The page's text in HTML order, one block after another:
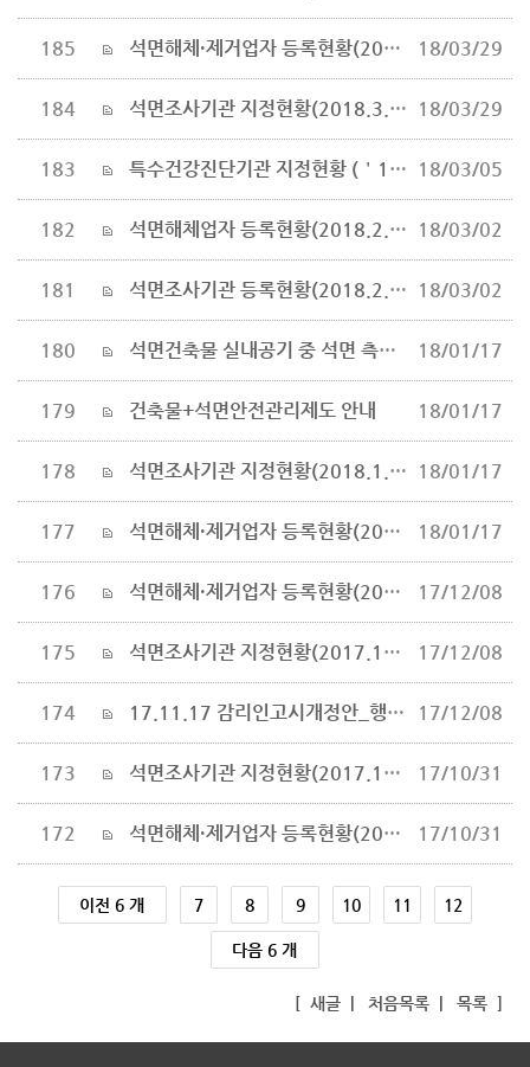
185 석면해체·제거업자 등록현황(2018.3.26. 기준) 18/03/29
184 석면조사기관 지정현황(2018.3.26.기준) 18/03/29
183 특수건강진단기관 지정현황 (＇18.2.13. 현재) 18/03/05
182 석면해체업자 등록현황(2018.2.26 기준) 18/03/02
181 석면조사기관 등록현황(2018.2.26 기준) 18/03/02
180 석면건축물 실내공기 중 석면 측정방법(안) 18/01/17
179 건축물+석면안전관리제도 안내 18/01/17
178 석면조사기관 지정현황(2018.1.4.기준) 18/01/17
177 석면해체·제거업자 등록현황(2018.1.4. 기준) 18/01/17
176 석면해체·제거업자 등록현황(2017.11.28. 기준) 17/12/08
175 석면조사기관 지정현황(2017.11.28.기준) 17/12/08
174 17.11.17 감리인고시개정안_행정예고_수정 17/12/08
173 석면조사기관 지정현황(2017.10.30.기준) 17/10/31
172 석면해체·제거업자 등록현황(2017.10.30. 기준) 17/10/31
이전 6 개 7 8 9 10 11 12
다음 6 개
[ 새글| 처음목록| 목록]